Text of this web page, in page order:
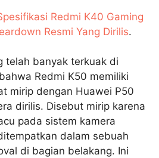
Redmi K40 Gaming
Resmi Yang Dirilis.
telah banyak terkuak di
Redmi K50 memiliki
mirip dengan Huawei P50
dirilis. Disebut mirip karena
pada sistem kamera
dalam sebuah
di bagian belakang. Ini